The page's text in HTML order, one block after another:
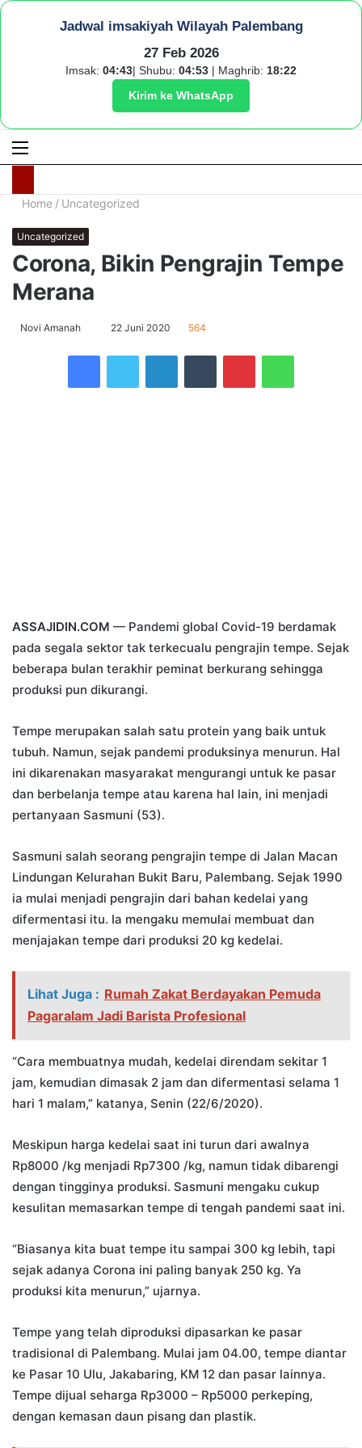
Jadwal imsakiyah Wilayah Palembang
27 Feb 2026
Imsak: 04:43| Shubu: 04:53 | Maghrib: 18:22
Kirim ke WhatsApp
Menu
Home / Uncategorized
Uncategorized
Corona, Bikin Pengrajin Tempe
Merana
Novi Amanah 22 Juni 2020 564
FacebookTwitterLinkedInTumblrPinterestWhatsApp
ASSAJIDIN.COM — Pandemi global Covid-19 berdamak
pada segala sektor tak terkecualu pengrajin tempe. Sejak
beberapa bulan terakhir peminat berkurang sehingga
produksi pun dikurangi.
Tempe merupakan salah satu protein yang baik untuk
tubuh. Namun, sejak pandemi produksinya menurun. Hal
ini dikarenakan masyarakat mengurangi untuk ke pasar
dan berbelanja tempe atau karena hal lain, ini menjadi
pertanyaan Sasmuni (53).
Sasmuni salah seorang pengrajin tempe di Jalan Macan
Lindungan Kelurahan Bukit Baru, Palembang. Sejak 1990
ia mulai menjadi pengrajin dari bahan kedelai yang
difermentasi itu. Ia mengaku memulai membuat dan
menjajakan tempe dari produksi 20 kg kedelai.
Lihat Juga : Rumah Zakat Berdayakan Pemuda
Pagaralam Jadi Barista Profesional
“Cara membuatnya mudah, kedelai direndam sekitar 1
jam, kemudian dimasak 2 jam dan difermentasi selama 1
hari 1 malam,” katanya, Senin (22/6/2020).
Meskipun harga kedelai saat ini turun dari awalnya
Rp8000 /kg menjadi Rp7300 /kg, namun tidak dibarengi
dengan tingginya produksi. Sasmuni mengaku cukup
kesulitan memasarkan tempe di tengah pandemi saat ini.
“Biasanya kita buat tempe itu sampai 300 kg lebih, tapi
sejak adanya Corona ini paling banyak 250 kg. Ya
produksi kita menurun,” ujarnya.
Tempe yang telah diproduksi dipasarkan ke pasar
tradisional di Palembang. Mulai jam 04.00, tempe diantar
ke Pasar 10 Ulu, Jakabaring, KM 12 dan pasar lainnya.
Tempe dijual seharga Rp3000 – Rp5000 perkeping,
dengan kemasan daun pisang dan plastik.